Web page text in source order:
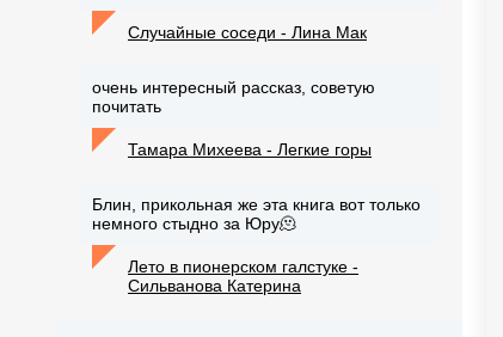
Случайные соседи - Лина Мак
очень интересный рассказ, советую
почитать
Тамара Михеева - Легкие горы
Блин, прикольная же эта книга вот только
немного стыдно за Юру🫠
Лето в пионерском галстуке -
Сильванова Катерина